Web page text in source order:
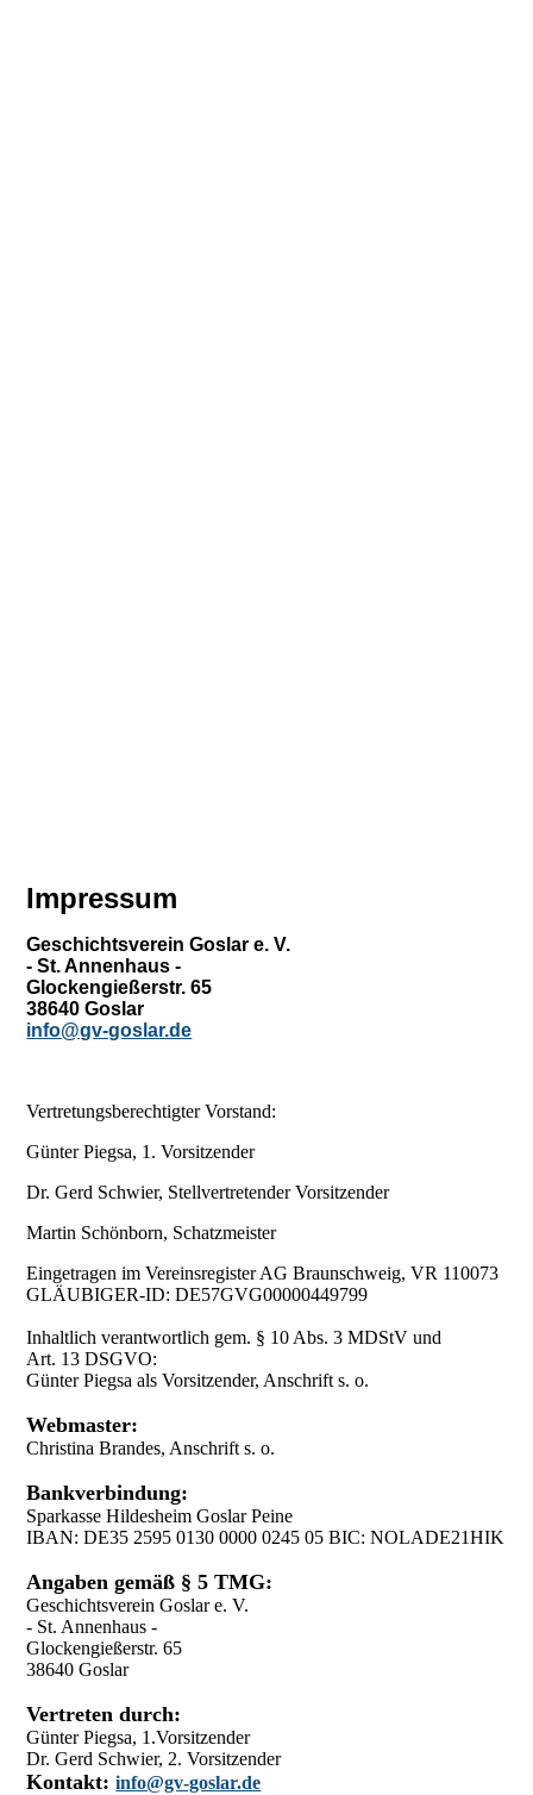
Impressum
Geschichtsverein Goslar e. V.
- St. Annenhaus -
Glockengießerstr. 65
38640 Goslar
info@gv-goslar.de
Vertretungsberechtigter Vorstand:
Günter Piegsa, 1. Vorsitzender
Dr. Gerd Schwier, Stellvertretender Vorsitzender
Martin Schönborn, Schatzmeister
Eingetragen im Vereinsregister AG Braunschweig, VR 110073
GLÄUBIGER-ID: DE57GVG00000449799
Inhaltlich verantwortlich gem. § 10 Abs. 3 MDStV und
Art. 13 DSGVO:
Günter Piegsa als Vorsitzender, Anschrift s. o.
Webmaster:
Christina Brandes, Anschrift s. o.
Bankverbindung:
Sparkasse Hildesheim Goslar Peine
IBAN: DE35 2595 0130 0000 0245 05 BIC: NOLADE21HIK
Angaben gemäß § 5 TMG:
Geschichtsverein Goslar e. V.
- St. Annenhaus -
Glockengießerstr. 65
38640 Goslar
Vertreten durch:
Günter Piegsa, 1.Vorsitzender
Dr. Gerd Schwier, 2. Vorsitzender
Kontakt:info@gv-goslar.de
Vorstand/Beirat
So finden Sie uns